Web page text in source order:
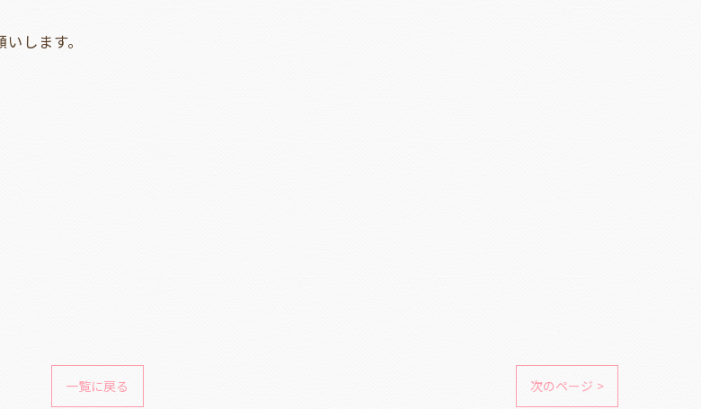
します。
一覧に戻る 次のページ >